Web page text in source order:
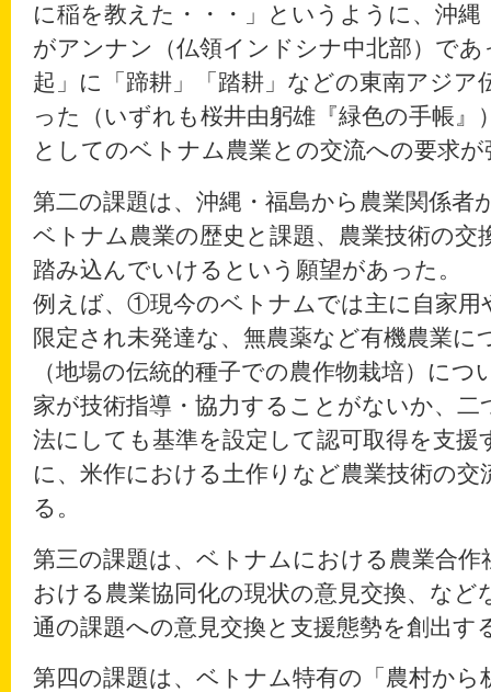
に稲を教えた・・・」というように、沖縄
がアンナン（仏領インドシナ中北部）で
起」に「蹄耕」「踏耕」などの東南アジア
った（いずれも桜井由躬雄『緑色の手帳』
としてのベトナム農業との交流への要求
第二の課題は、沖縄・福島から農業関係者
ベトナム農業の歴史と課題、農業技術の交
踏み込んでいけるという願望があった。
例えば、①現今のベトナムでは主に自家用
限定され未発達な、無農薬など有機農業
（地場の伝統的種子での農作物栽培）に
家が技術指導・協力することがないか、
法にしても基準を設定して認可取得を支援
に、米作における土作りなど農業技術の交
る。
第三の課題は、ベトナムにおける農業合作
おける農業協同化の現状の意見交換、など
通の課題への意見交換と支援態勢を創出す
第四の課題は、ベトナム特有の「農村から